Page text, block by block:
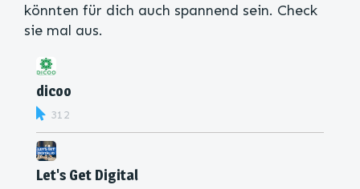
könnten für dich auch spannend sein. Check
sie mal aus.
dicoo
312
Let's Get Digital